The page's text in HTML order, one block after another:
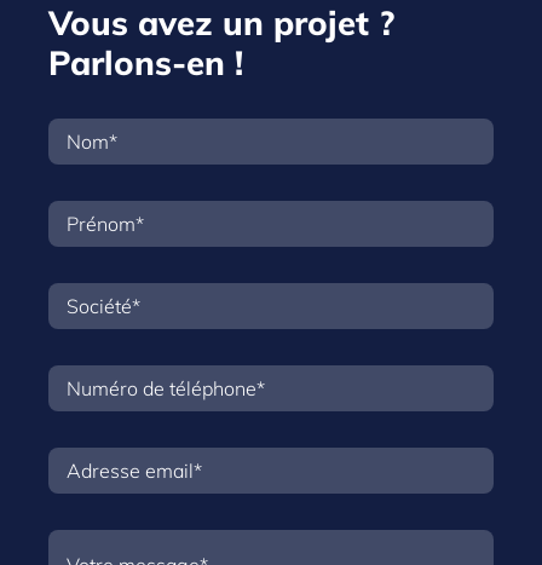
Vous avez un projet ?
Parlons-en !